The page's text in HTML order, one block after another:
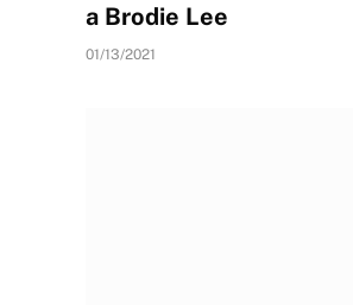
a Brodie Lee
01/13/2021